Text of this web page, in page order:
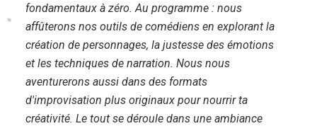
fondamentaux à zéro. Au programme : nous
affûterons nos outils de comédiens en explorant la
création de personnages, la justesse des émotions
et les techniques de narration. Nous nous
aventurerons aussi dans des formats
d'improvisation plus originaux pour nourrir ta
créativité. Le tout se déroule dans une ambiance